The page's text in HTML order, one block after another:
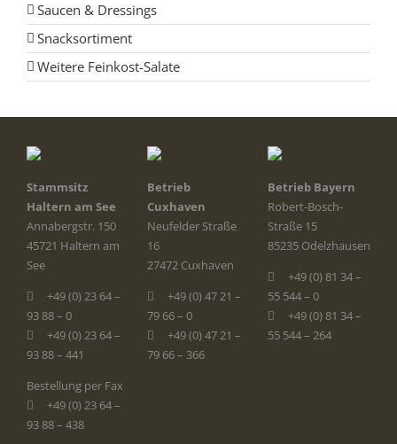
Saucen & Dressings
Snacksortiment
Weitere Feinkost-Salate
Stammsitz
Haltern am See
Annabergstr. 150
45721 Haltern am
See
+49 (0) 23 64 –
93 88 – 0
+49 (0) 23 64 –
93 88 – 441
Bestellung per Fax
+49 (0) 23 64 –
93 88 – 438
Betrieb
Cuxhaven
Neufelder Straße
16
27472 Cuxhaven
+49 (0) 47 21 –
79 66 – 0
+49 (0) 47 21 –
79 66 – 366
Betrieb Bayern
Robert-Bosch-
Straße 15
85235 Odelzhausen
+49 (0) 81 34 –
55 544 – 0
+49 (0) 81 34 –
55 544 – 264